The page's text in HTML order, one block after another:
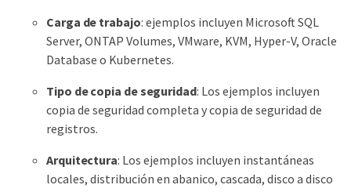
Carga de trabajo: ejemplos incluyen Microsoft SQL
Server, ONTAP Volumes, VMware, KVM, Hyper-V, Oracle
Database o Kubernetes.
Tipo de copia de seguridad: Los ejemplos incluyen
copia de seguridad completa y copia de seguridad de
registros.
Arquitectura: Los ejemplos incluyen instantáneas
locales, distribución en abanico, cascada, disco a disco